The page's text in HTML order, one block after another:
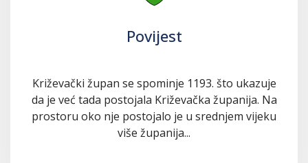
Povijest
Križevački župan se spominje 1193. što ukazuje
da je već tada postojala Križevačka županija. Na
prostoru oko nje postojalo je u srednjem vijeku
više županija...